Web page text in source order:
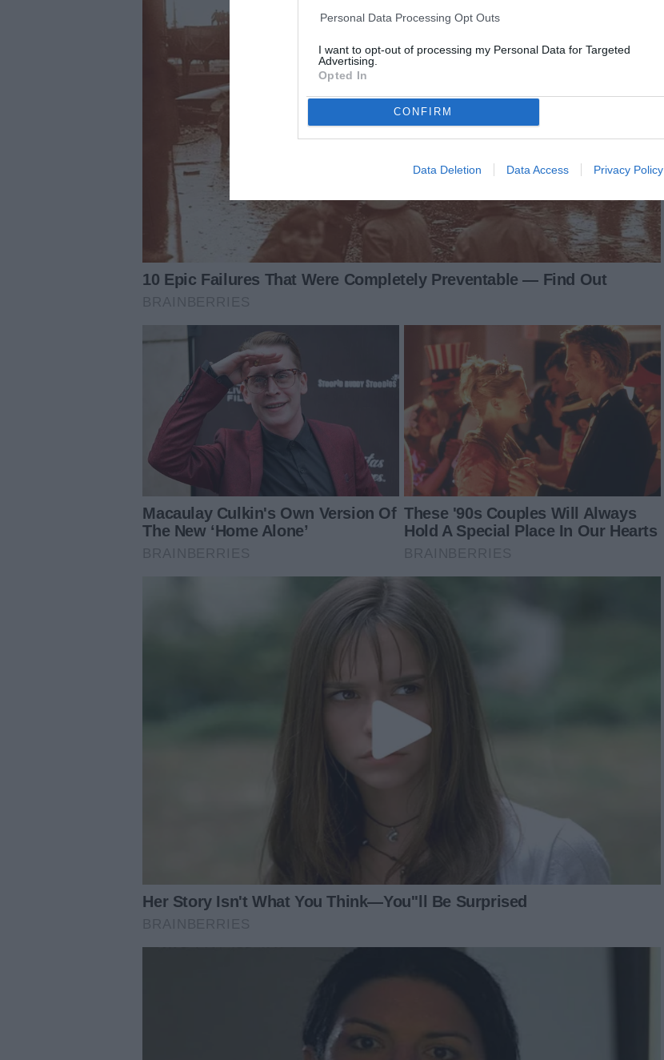
Personal Data Processing Opt Outs
I want to opt-out of processing my Personal Data for Targeted
Advertising.
Opted In
CONFIRM
Data Deletion Data Access Privacy Policy